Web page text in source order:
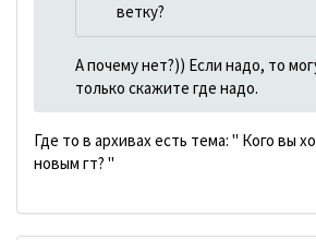
ветку?
А почему нет?)) Если надо, то
только скажите где надо.
Где то в архивах есть тема: " Кого вы
новым гт? "